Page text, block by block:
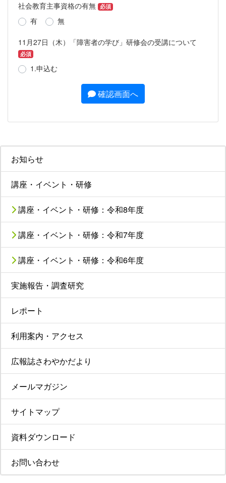
お知らせ
講座・イベント・研修
講座・イベント・研修：令和8年度
講座・イベント・研修：令和7年度
講座・イベント・研修：令和6年度
実施報告・調査研究
レポート
利用案内・アクセス
広報誌さわやかだより
メールマガジン
サイトマップ
資料ダウンロード
お問い合わせ
社会教育主事資格の有無 必須
有 無
11月27日（木）「障害者の学び」研修会の受講について
必須
1.申込む
確認画面へ